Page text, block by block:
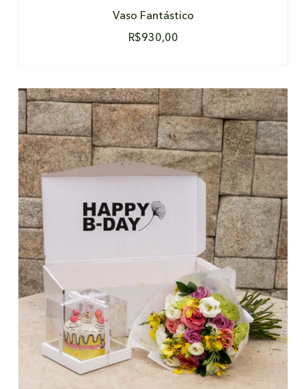
Vaso Fantástico
R$930,00
DETALHES